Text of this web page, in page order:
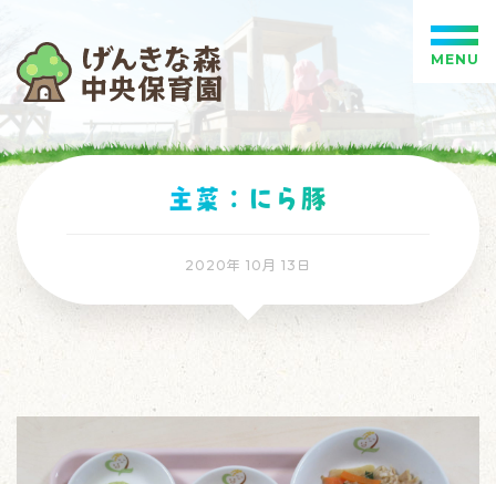
主菜：にら豚
2020年 10月 13日
MENU